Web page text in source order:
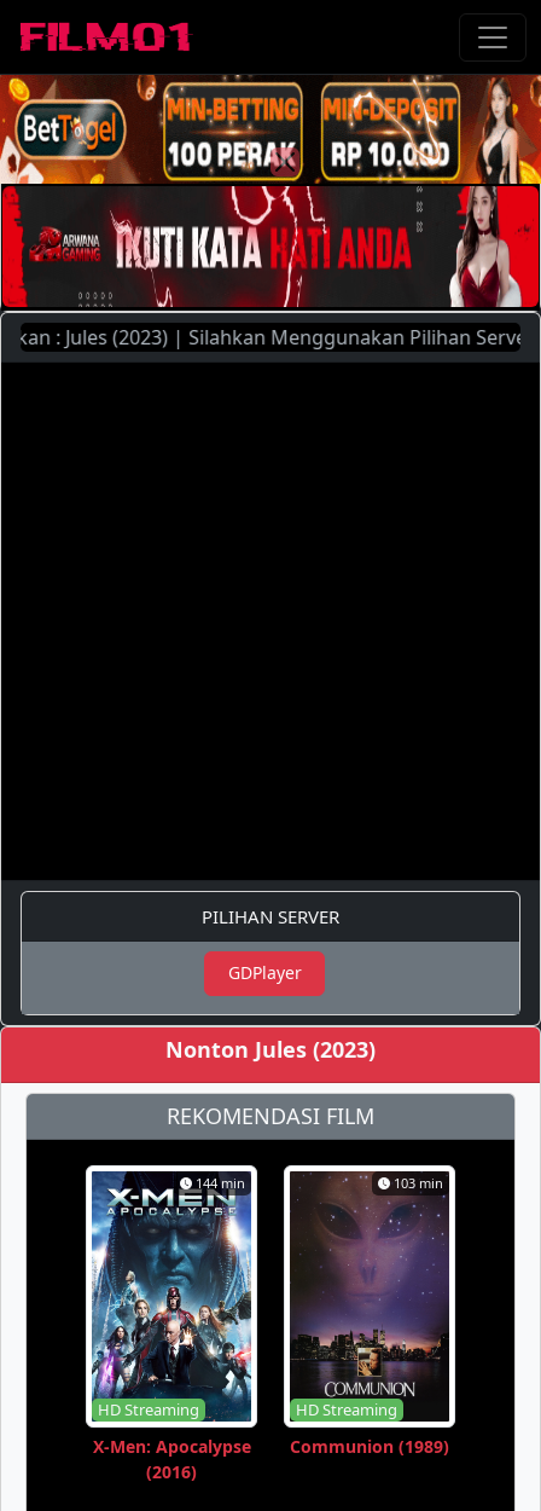
: Jules (2023) | Silahkan Menggunakan Pilihan Server
PILIHAN SERVER
GDPlayer
Nonton Jules (2023)
REKOMENDASI FILM
144 min
HD Streaming
X-Men: Apocalypse
(2016)
103 min
HD Streaming
Communion (1989)